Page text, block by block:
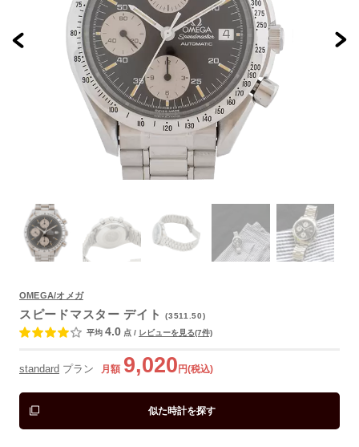
OMEGA/オメガ
スピードマスター デイト(3511.50)
平均 4.0 点 / レビューを見る(7件)
standard プラン 月額 9,020 円(税込)
似た時計を探す
よくあるご質問